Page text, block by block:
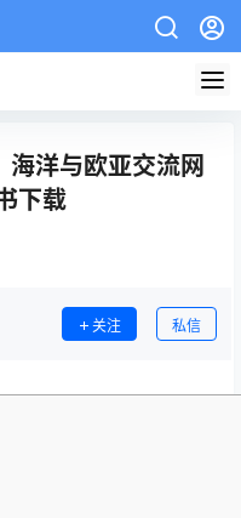
网站介绍
海洋与欧亚交流网
下载
关注 私信